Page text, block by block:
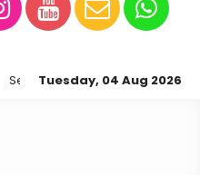
Tuesday, 04 Aug 2026
Selamat datang di laman web